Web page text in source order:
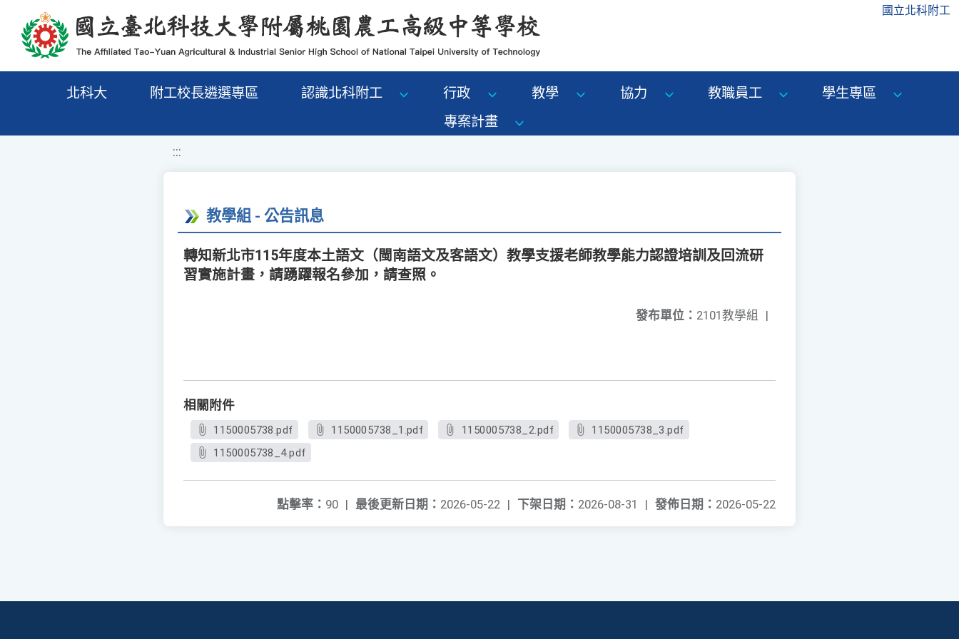
移至網頁之主要內容區位置 國立北科附工
北科大 附工校長遴選專區 認識北科附工 行政 教學 協力 教職員工
學生專區
專案計畫
:::
教學組 - 公告訊息
轉知新北市115年度本土語文（閩南語文及客語文）教學支援老師教學能力認證培訓及回流研
習實施計畫，請踴躍報名參加，請查照。
發布單位： 2101教學組 |
相關附件
1150005738.pdf 1150005738_1.pdf 1150005738_2.pdf
1150005738_3.pdf
1150005738_4.pdf
發佈日期： 2026-05-22
下架日期： 2026-08-31 |
最後更新日期： 2026-05-22 |
點擊率： 90 |